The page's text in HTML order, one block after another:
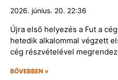
2026. június. 20. 22:36
Újra első helyezés a Fut a
hetedik alkalommal végzett
cég részvételével
BŐVEBBEN »